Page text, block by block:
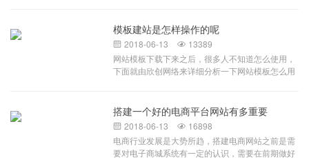
的东西在哪里？他们如何到达？尽快提供反馈 UI应
该能够在动作真正发生之前让用户知道动作尚未发
生，提醒用户正处在过程中的哪个阶段。人性化设
计 合适的字体大小，温和的背景
自适应式的网站也会成为未来主流网站。下面我们
谈谈什么是自适应？自适应是指在网页应用到不同
设备尺寸时，自动识别其屏幕宽度，并做出相应布
局调整的网页设计。例如2列1366像素宽的布局，
本上不管是图片还是文字，都以上下模块方式显
示，省略了一些不影响主体展示的次要部分，并对
部分图片进行了适当的裁切，这就是自适应带给我
们的效果展示。自适应存在的展示方式主要有两
种，百分比宽度布局和流式布局。百分比宽度布
队创建，并非打包转售。定制软件vs.现成的现成软
件由一个现有大量受众的打包软件组成，这些受众
都有着不同但根本上相似的需求。例如，
MicrosoftWord被设计来作为公共开放的对其用户
许多不同需求的一个多样化解决方案。不管怎样，
和发布。例如，摩根大通公司创建的一个App将只
能被该公司和它为之设计的部门使用。该软件在设
计时谨记公司的基础设施，品牌推广和实施需求，
这意味着它只能为该组织效劳。定制软件开发的优
模板建站是怎样操作的呢
 2018-06-13  13389
网站模板下载下来之后，很多人不知道怎么使用，
下面就由欣创网络来详细分析一下网站模板怎么用
底是些什么文件 如果文件夹里面全是些静态网页
文件例如：.html，.js,.css,和一些图片文件之类的，
那么你就可以直接将这些模板文件拿来用，放到你
的空间或者服务器上面就可以访问了 如果你的文
件夹里面包含一些动态网页文件，例
搭建一个好的电商平台网站有多重要
 2018-06-13  16898
电商行业发展是大势所趋，搭建电商网站之前是需
要对电子商城系统有一定的认识，需要在前期做好